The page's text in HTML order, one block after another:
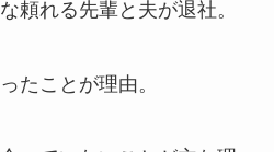
頼れる先輩と夫が退社。
たことが理由。